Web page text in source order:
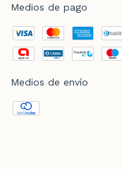
Medios de pago
Medios de envío